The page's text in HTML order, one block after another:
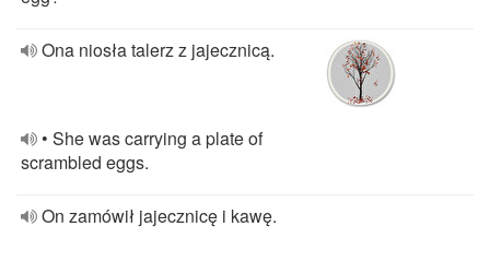
Ona niosła talerz z jajecznicą.
• She was carrying a plate of
scrambled eggs.
On zamówił jajecznicę i kawę.